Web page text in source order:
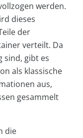
werden.
dieses
der
verteilt. Da
sind, gibt es
als klassische
aus,
gesammelt
die